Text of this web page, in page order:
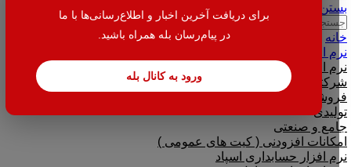
برای دریافت آخرین اخبار و اطلاع‌رسانی‌ها با ما
در پیام‌رسان بله همراه باشید.
ورود به کانال بله
بستن
جستجو
خانه
نرم افزار
نرم افزار حسابداری هلو
شرکتی
فروشگاهی
تولیدی
جامع و صنعتی
امکانات افزودنی ( کیت های عمومی )
نرم افزار حسابداری اسپاد